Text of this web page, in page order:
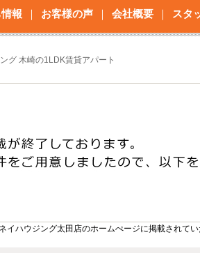
報 お客様の声 会社概要 スタ
グ 木崎の1LDK賃貸アパート
ハウジング太田店のホームぺージに掲載されて